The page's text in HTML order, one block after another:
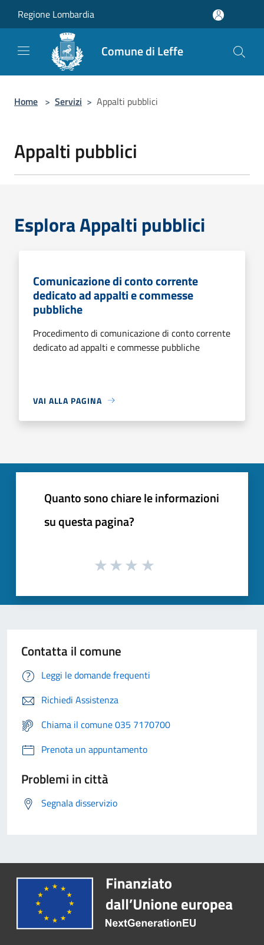
Regione Lombardia
Comune di Leffe
Home > Servizi > Appalti pubblici
Appalti pubblici
Esplora Appalti pubblici
Comunicazione di conto corrente
dedicato ad appalti e commesse
pubbliche
Procedimento di comunicazione di conto corrente
dedicato ad appalti e commesse pubbliche
VAI ALLA PAGINA
Quanto sono chiare le informazioni
su questa pagina?
Contatta il comune
Leggi le domande frequenti
Richiedi Assistenza
Chiama il comune 035 7170700
Prenota un appuntamento
Problemi in città
Segnala disservizio